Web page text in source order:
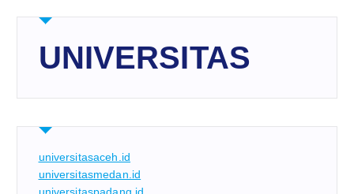
UNIVERSITAS
universitasaceh.id
universitasmedan.id
universitaspadang.id